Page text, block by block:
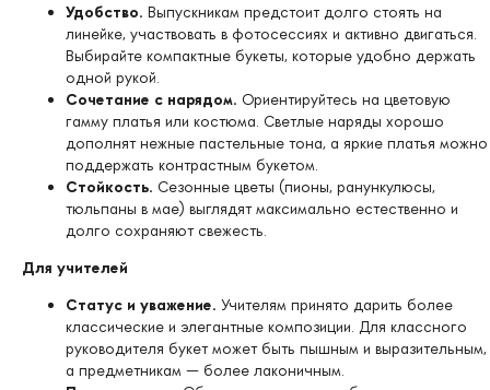
Удобство. Выпускникам предстоит долго стоять на
линейке, участвовать в фотосессиях и активно двигаться.
Выбирайте компактные букеты, которые удобно держать
одной рукой.
Сочетание с нарядом. Ориентируйтесь на цветовую
гамму платья или костюма. Светлые наряды хорошо
дополнят нежные пастельные тона, а яркие платья можно
поддержать контрастным букетом.
Стойкость. Сезонные цветы (пионы, ранункулюсы,
тюльпаны в мае) выглядят максимально естественно и
долго сохраняют свежесть.
Для учителей
Статус и уважение. Учителям принято дарить более
классические и элегантные композиции. Для классного
руководителя букет может быть пышным и выразительным,
а предметникам — более лаконичным.